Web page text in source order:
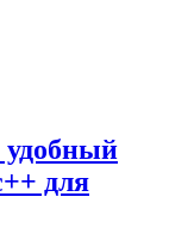
удобный
для